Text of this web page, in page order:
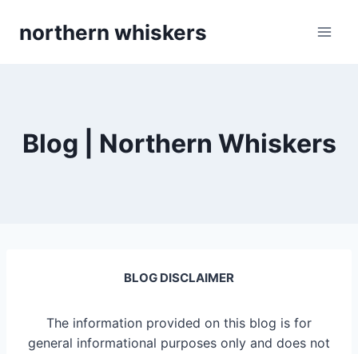
northern whiskers
Blog | Northern Whiskers
BLOG DISCLAIMER
The information provided on this blog is for
general informational purposes only and does not